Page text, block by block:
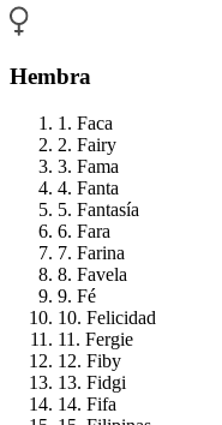
Hembra
1. Faca
2. Fairy
3. Fama
4. Fanta
5. Fantasía
6. Fara
7. Farina
8. Favela
9. Fé
10. Felicidad
11. Fergie
12. Fiby
13. Fidgi
14. Fifa